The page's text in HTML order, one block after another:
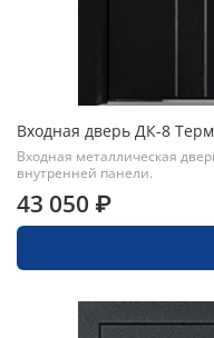
Входная дверь ДК-8
Входная металлическая
внутренней панели.
43 050 ₽